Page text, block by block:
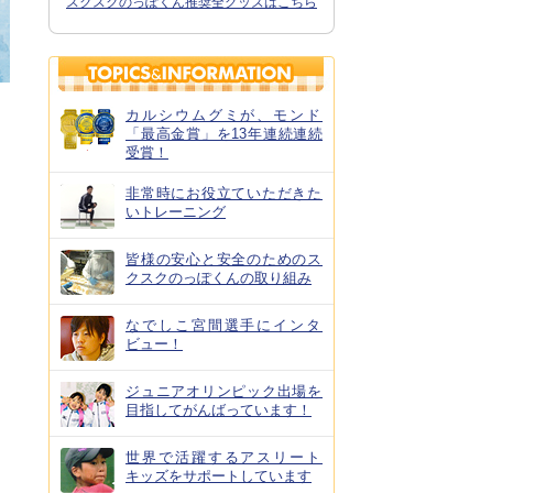
カルシウムグミが、モンド
「最高金賞」を13年連続連続
受賞！
非常時にお役立ていただきた
いトレーニング
皆様の安心と安全のためのス
クスクのっぽくんの取り組み
なでしこ宮間選手にインタ
ビュー！
ジュニアオリンピック出場を
目指してがんばっています！
世界で活躍するアスリート
キッズをサポートしています